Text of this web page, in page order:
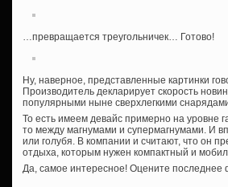
…превращается треугольничек… Готово!
Ну, наверное, представленные картинки
Производитель декларирует скорость
популярными ныне сверхлегкими
То есть имеем девайс примерно на уровне
то между магнумами и супермагнумами. И
или голубя. В компании и считают, что он
отдыха, которым нужен компактный и
Да, самое интересное! Оцените последнее